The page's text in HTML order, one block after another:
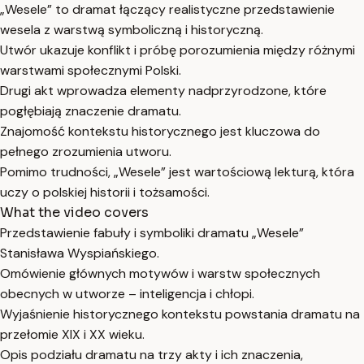
„Wesele” to dramat łączący realistyczne przedstawienie
wesela z warstwą symboliczną i historyczną.
Utwór ukazuje konflikt i próbę porozumienia między różnymi
warstwami społecznymi Polski.
Drugi akt wprowadza elementy nadprzyrodzone, które
pogłębiają znaczenie dramatu.
Znajomość kontekstu historycznego jest kluczowa do
pełnego zrozumienia utworu.
Pomimo trudności, „Wesele” jest wartościową lekturą, która
uczy o polskiej historii i tożsamości.
What the video covers
Przedstawienie fabuły i symboliki dramatu „Wesele”
Stanisława Wyspiańskiego.
Omówienie głównych motywów i warstw społecznych
obecnych w utworze – inteligencja i chłopi.
Wyjaśnienie historycznego kontekstu powstania dramatu na
przełomie XIX i XX wieku.
Opis podziału dramatu na trzy akty i ich znaczenia,